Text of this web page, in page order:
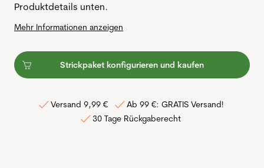
Produktdetails unten.
Mehr Informationen anzeigen
Strickpaket konfigurieren und kaufen
Versand 9,99 €
Ab 99 €: GRATIS Versand!
30 Tage Rückgaberecht